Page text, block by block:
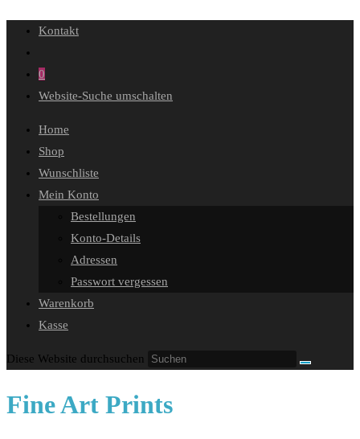
Kontakt
0
Website-Suche umschalten
Home
Shop
Wunschliste
Mein Konto
Bestellungen
Konto-Details
Adressen
Passwort vergessen
Warenkorb
Kasse
Diese Website durchsuchen
Fine Art Prints